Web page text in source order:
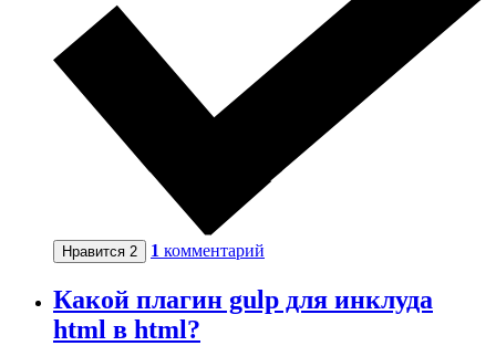
Нравится 2 1 комментарий
Какой плагин gulp для инклуда
html в html?